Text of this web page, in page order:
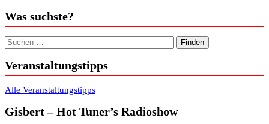
Was suchste?
Suchen nach:
Veranstaltungstipps
Alle Veranstaltungstipps
Gisbert – Hot Tuner’s Radioshow